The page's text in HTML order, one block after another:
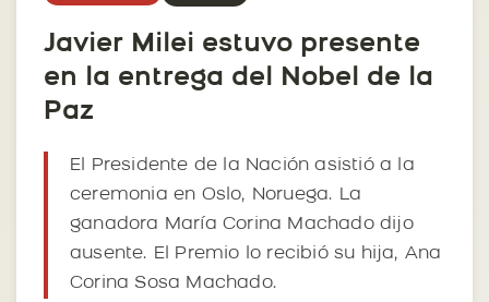
Javier Milei estuvo presente
en la entrega del Nobel de la
Paz
El Presidente de la Nación asistió a la
ceremonia en Oslo, Noruega. La
ganadora María Corina Machado dijo
ausente. El Premio lo recibió su hija, Ana
Corina Sosa Machado.